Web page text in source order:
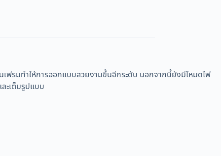
รมทำให้การออกแบบสวยงามขึ้นอีกระดับ นอกจากนี้ยังมีโหมดไฟ
ะเต็มรูปแบบ